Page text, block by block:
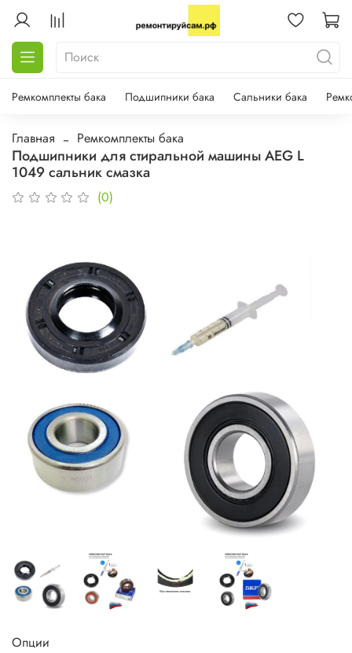
Ремкомплекты бака Подшипники бака Сальники бака
Главная Ремкомплекты бака
Подшипники для стиральной машины AEG L
1049 сальник смазка
(0)
Опции